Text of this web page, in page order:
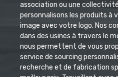
association ou une
personnalisons les produits à
image avec votre logo. Nos
dans des usines à travers le
nous permettent de vous
service de sourcing
recherche et de fabrication